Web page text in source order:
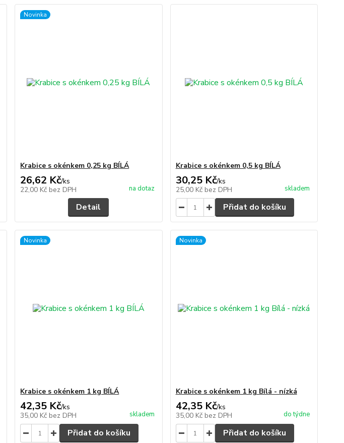
Novinka
Krabice s okénkem 0,25 kg BÍLÁ
26,62 Kč/ks
22,00 Kč bez DPH na dotaz
Detail
Krabice s okénkem 0,5 kg BÍLÁ
30,25 Kč/ks
25,00 Kč bez DPH skladem
Přidat do košíku
Novinka
Krabice s okénkem 1 kg BÍLÁ
42,35 Kč/ks
35,00 Kč bez DPH skladem
Přidat do košíku
Novinka
Krabice s okénkem 1 kg Bílá - nízká
42,35 Kč/ks
35,00 Kč bez DPH do týdne
Přidat do košíku